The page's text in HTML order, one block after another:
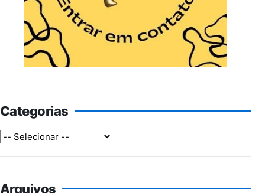
Categorias
Arquivos